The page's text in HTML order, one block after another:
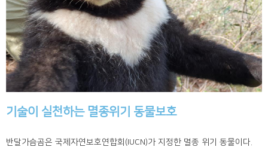
기술이 실천하는 멸종위기 동물보호
반달가슴곰은 국제자연보호연합회(IUCN)가 지정한 멸종 위기 동물이다.